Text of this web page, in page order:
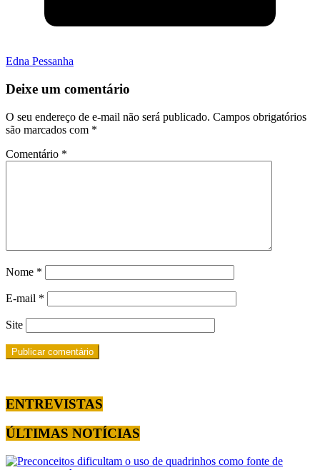
Edna Pessanha
Deixe um comentário
O seu endereço de e-mail não será publicado. Campos obrigatórios
são marcados com *
Comentário *
Nome *
E-mail *
Site
ENTREVISTAS
ÚLTIMAS NOTÍCIAS